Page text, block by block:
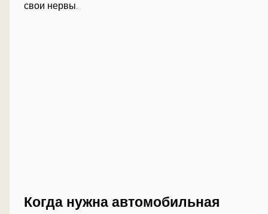
свои нервы.
Когда нужна автомобильная